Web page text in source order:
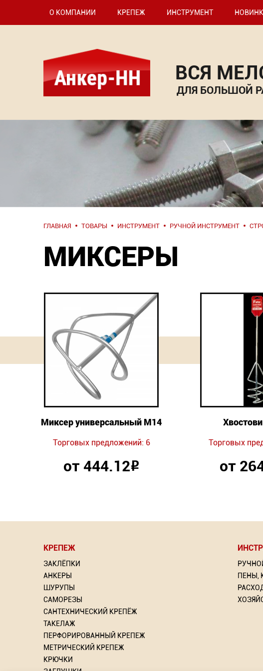
О КОМПАНИИ КРЕПЕЖ ИНСТРУМЕНТ
ВСЯ
ДЛЯ БОЛЬШОЙ
ГЛАВНАЯ ТОВАРЫ ИНСТРУМЕНТ РУЧНОЙ ИНСТРУМЕНТ
МИКСЕРЫ
Миксер универсальный М14
Торговых предложений: 6
от 444.12Р
Торговых
от
КРЕПЕЖ
ЗАКЛЁПКИ
АНКЕРЫ
ШУРУПЫ
САМОРЕЗЫ
САНТЕХНИЧЕСКИЙ КРЕПЁЖ
ТАКЕЛАЖ
ПЕРФОРИРОВАННЫЙ КРЕПЕЖ
МЕТРИЧЕСКИЙ КРЕПЕЖ
КРЮЧКИ
ПЕНЫ,